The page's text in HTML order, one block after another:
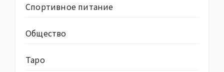
Спортивное питание
Общество
Таро